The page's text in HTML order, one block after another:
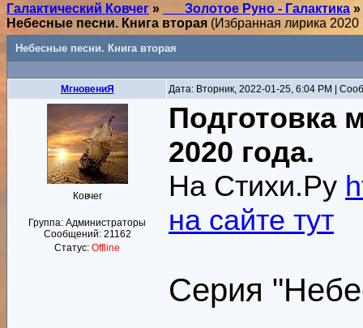
Галактический Ковчег » ___Золотое Руно - Галактика »
Небесные песни. Книга вторая (Избранная лирика 2020
Небесные песни. Книга вторая
MгновениЯ Дата: Вторник, 2022-01-25, 6:04 PM |
Ковчег
Группа: Администраторы
Сообщений: 21162
Статус: Offline
Подготовка
2020 года.
На Стихи.Ру
на сайте тут
Серия